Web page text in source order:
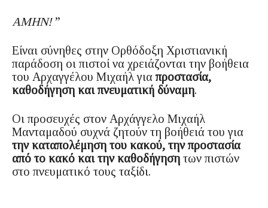
ΑΜΗΝ!”
Είναι σύνηθες στην Ορθόδοξη Χριστιανική
παράδοση οι πιστοί να χρειάζονται την βοήθεια
του Αρχαγγέλου Μιχαήλ για προστασία,
καθοδήγηση και πνευματική δύναμη.
Οι προσευχές στον Αρχάγγελο Μιχαήλ
Μανταμαδού συχνά ζητούν τη βοήθειά του για
την καταπολέμηση του κακού, την προστασία
από το κακό και την καθοδήγηση των πιστών
στο πνευματικό τους ταξίδι.